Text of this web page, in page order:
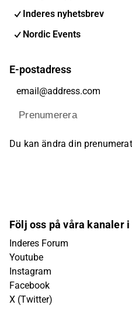
Inderes nyhetsbrev
Nordic Events
E-postadress
Prenumerera
Du kan ändra din
Följ oss på våra kanaler
Inderes Forum
Youtube
Instagram
Facebook
X (Twitter)